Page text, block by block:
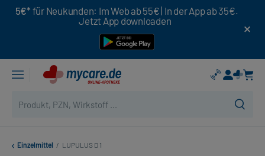
5€* für Neukunden: Im Web ab 55€ | In der App ab 35€.
Jetzt App downloaden
Einzelmittel / LUPULUS D 1